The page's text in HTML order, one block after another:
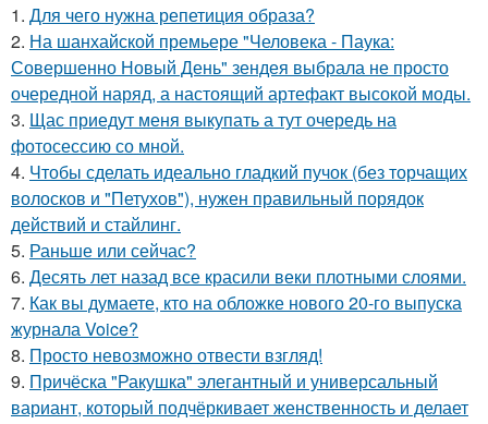
1. Для чего нужна репетиция образа?
2. На шанхайской премьере "Человека - Паука:
Совершенно Новый День" зендея выбрала не просто
очередной наряд, а настоящий артефакт высокой моды.
3. Щас приедут меня выкупать а тут очередь на
фотосессию со мной.
4. Чтобы сделать идеально гладкий пучок (без торчащих
волосков и "Петухов"), нужен правильный порядок
действий и стайлинг.
5. Раньше или сейчас?
6. Десять лет назад все красили веки плотными слоями.
7. Как вы думаете, кто на обложке нового 20-го выпуска
журнала Voice?
8. Просто невозможно отвести взгляд!
9. Причёска "Ракушка" элегантный и универсальный
вариант, который подчёркивает женственность и делает